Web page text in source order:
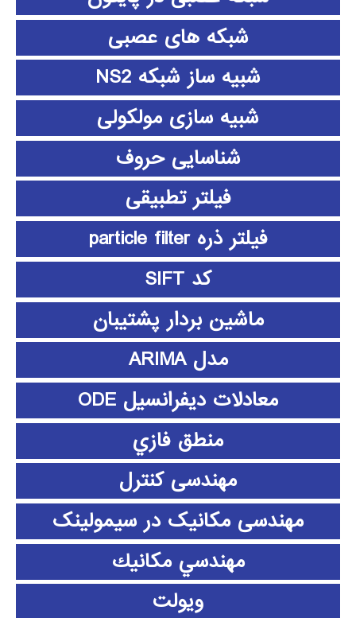
شبکه های عصبی
شبیه ساز شبکه NS2
شبیه سازی مولکولی
شناسایی حروف
فیلتر تطبیقی
فیلتر ذره particle filter
کد SIFT
ماشین بردار پشتیبان
مدل ARIMA
معادلات دیفرانسیل ODE
منطق فازي
مهندسی کنترل
مهندسی مکانیک در سیمولینک
مهندسي مكانيك
ویولت